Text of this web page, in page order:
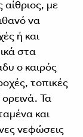
αίθριος, με
να
ή και
στα
ο καιρός
τοπικές
Τα
και
νεφώσεις